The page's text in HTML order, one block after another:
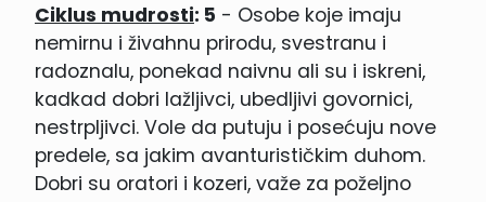
Ciklus mudrosti: 5 - Osobe koje imaju
nemirnu i živahnu prirodu, svestranu i
radoznalu, ponekad naivnu ali su i iskreni,
kadkad dobri lažljivci, ubedljivi govornici,
nestrpljivci. Vole da putuju i posećuju nove
predele, sa jakim avanturističkim duhom.
Dobri su oratori i kozeri, važe za poželjno